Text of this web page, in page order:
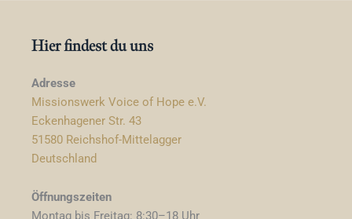
Hier findest du uns
Adresse
Missionswerk Voice of Hope e.V.
Eckenhagener Str. 43
51580 Reichshof-Mittelagger
Deutschland
Öffnungszeiten